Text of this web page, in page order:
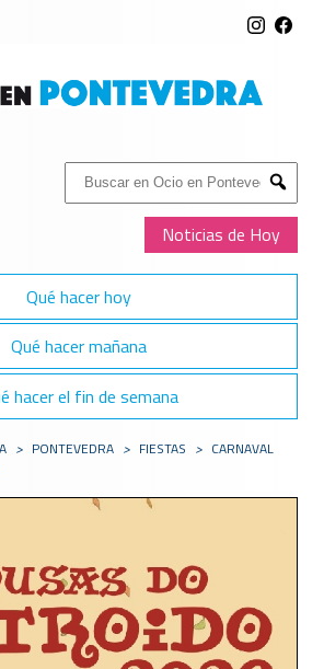
Buscar:
Submit
Noticias de Hoy
Qué hacer hoy
Qué hacer mañana
hacer el fin de semana
> PONTEVEDRA > FIESTAS > CARNAVAL